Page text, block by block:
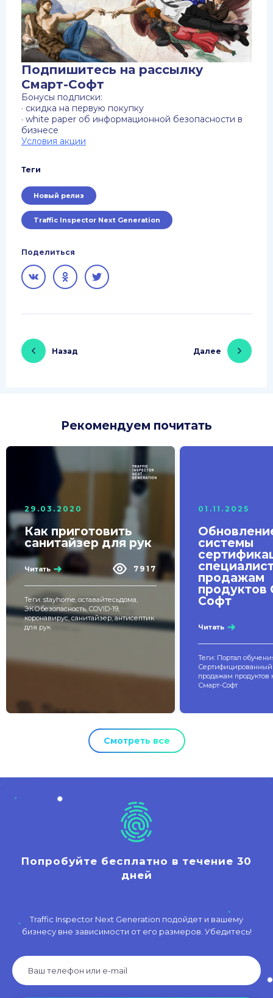
Подпишитесь на рассылку
Смарт-Софт
Бонусы подписки:
· скидка на первую покупку
· white paper об информационной безопасности в
бизнесе
Условия акции
Теги
Новый релиз
Traffic Inspector Next Generation
Поделиться
Назад Далее
Рекомендуем почитать
29.03.2020
Как приготовить
санитайзер для рук
Читать 7917
Теги: stayhome, оставайтесьдома,
ЭКОбезопасность, COVID-19,
коронавирус, санитайзер, антисептик
для рук
01.11.2025
системы
продажам
продуктов
Софт
Читать
Теги: Портал
Сертифицированный
продажам продуктов
Смарт-Софт
Смотреть все
Попробуйте бесплатно в течение 30
дней
Traffic Inspector Next Generation подойдет и вашему
бизнесу вне зависимости от его размеров. Убедитесь!